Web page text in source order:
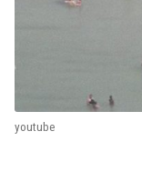
youtube